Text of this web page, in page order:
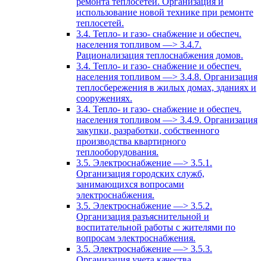
использование новой технике при ремонте
теплосетей.
3.4. Тепло- и газо- снабжение и обеспеч.
населения топливом —> 3.4.7.
Рационализация теплоснабжения домов.
3.4. Тепло- и газо- снабжение и обеспеч.
населения топливом —> 3.4.8. Организация
теплосбережения в жилых домах, зданиях и
сооружениях.
3.4. Тепло- и газо- снабжение и обеспеч.
населения топливом —> 3.4.9. Организация
закупки, разработки, собственного
производства квартирного
теплооборудования.
3.5. Электроснабжение —> 3.5.1.
Организация городских служб,
занимающихся вопросами
электроснабжения.
3.5. Электроснабжение —> 3.5.2.
Организация разъяснительной и
воспитательной работы с жителями по
вопросам электроснабжения.
3.5. Электроснабжение —> 3.5.3.